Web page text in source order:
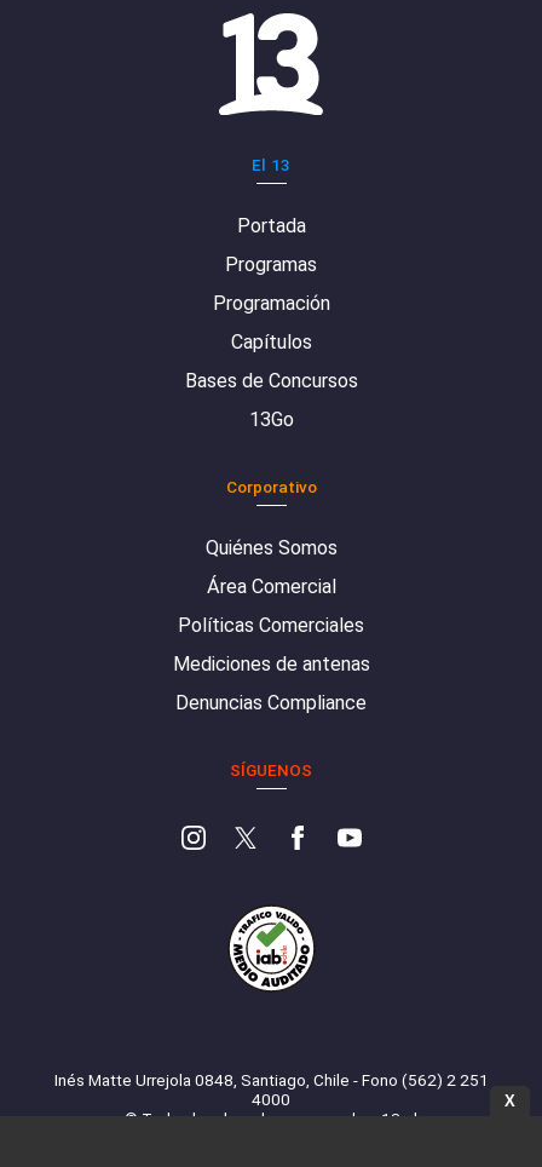
El 13
Portada
Programas
Programación
Capítulos
Bases de Concursos
13Go
Corporativo
Quiénes Somos
Área Comercial
Políticas Comerciales
Mediciones de antenas
Denuncias Compliance
SÍGUENOS
Inés Matte Urrejola 0848, Santiago, Chile - Fono (562) 2 251
4000
© Todos los derechos reservados. 13.cl
X